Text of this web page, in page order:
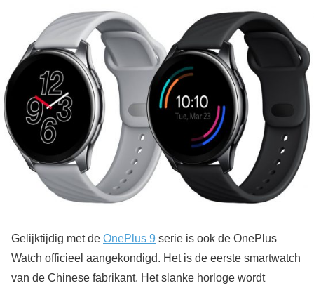
Gelijktijdig met de OnePlus 9 serie is ook de OnePlus
Watch officieel aangekondigd. Het is de eerste smartwatch
van de Chinese fabrikant. Het slanke horloge wordt